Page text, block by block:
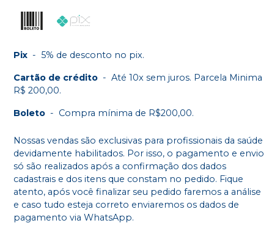
Pix - 5% de desconto no pix.
Cartão de crédito - Até 10x sem juros. Parcela Minima
R$ 200,00.
Boleto - Compra mínima de R$200,00.
Nossas vendas são exclusivas para profissionais da saúde
devidamente habilitados. Por isso, o pagamento e envio
só são realizados após a confirmação dos dados
cadastrais e dos itens que constam no pedido. Fique
atento, após você finalizar seu pedido faremos a análise
e caso tudo esteja correto enviaremos os dados de
pagamento via WhatsApp.